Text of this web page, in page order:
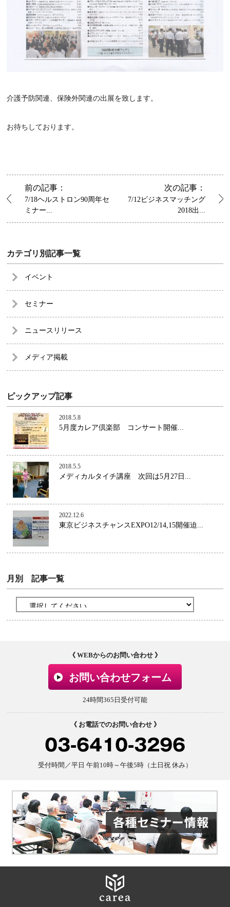
介護予防関連、保険外関連の出展を致します。
お待ちしております。
前の記事：
7/18ヘルストロン90周年セ
ミナー...
次の記事：
7/12ビジネスマッチング
2018出...
カテゴリ別記事一覧
イベント
セミナー
ニュースリリース
メディア掲載
ピックアップ記事
2018.5.8
5月度カレア倶楽部 コンサート開催...
2018.5.5
メディカルタイチ講座 次回は5月27日...
2022.12.6
東京ビジネスチャンスEXPO12/14,15開催迫...
月別 記事一覧
《 WEBからのお問い合わせ 》
お問い合わせフォーム
24時間365日受付可能
《 お電話でのお問い合わせ 》
03-6410-3296
受付時間／平日 午前10時～午後5時（土日祝 休み）